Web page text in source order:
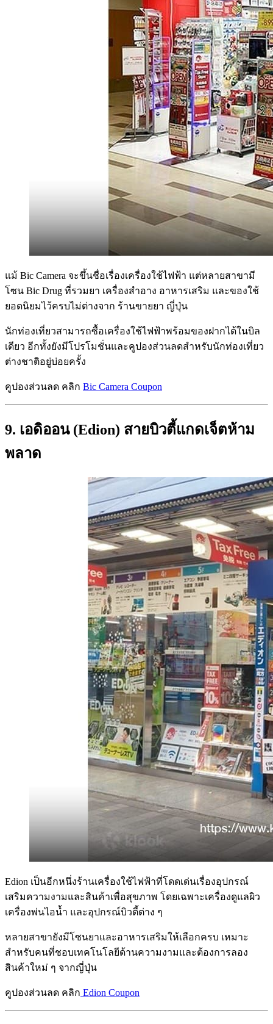
แม้ Bic Camera จะขึ้นชื่อเรื่องเครื่องใช้ไฟฟ้า แต่หลายสาขามี
โซน Bic Drug ที่รวมยา เครื่องสำอาง อาหารเสริม และของใช้
ยอดนิยมไว้ครบไม่ต่างจาก ร้านขายยา ญี่ปุ่น
นักท่องเที่ยวสามารถซื้อเครื่องใช้ไฟฟ้าพร้อมของฝากได้ในบิล
เดียว อีกทั้งยังมีโปรโมชั่นและคูปองส่วนลดสำหรับนักท่องเที่ยว
ต่างชาติอยู่บ่อยครั้ง
คูปองส่วนลด คลิก Bic Camera Coupon
9. เอดิออน (Edion) สายบิวตี้แกดเจ็ตห้าม
พลาด
Edion เป็นอีกหนึ่งร้านเครื่องใช้ไฟฟ้าที่โดดเด่นเรื่องอุปกรณ์
เสริมความงามและสินค้าเพื่อสุขภาพ โดยเฉพาะเครื่องดูแลผิว
เครื่องพ่นไอน้ำ และอุปกรณ์บิวตี้ต่าง ๆ
หลายสาขายังมีโซนยาและอาหารเสริมให้เลือกครบ เหมาะ
สำหรับคนที่ชอบเทคโนโลยีด้านความงามและต้องการลอง
สินค้าใหม่ ๆ จากญี่ปุ่น
คูปองส่วนลด คลิก Edion Coupon